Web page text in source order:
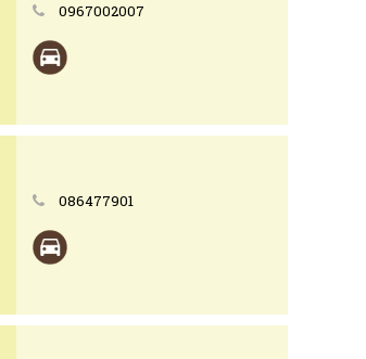
0967002007
086477901